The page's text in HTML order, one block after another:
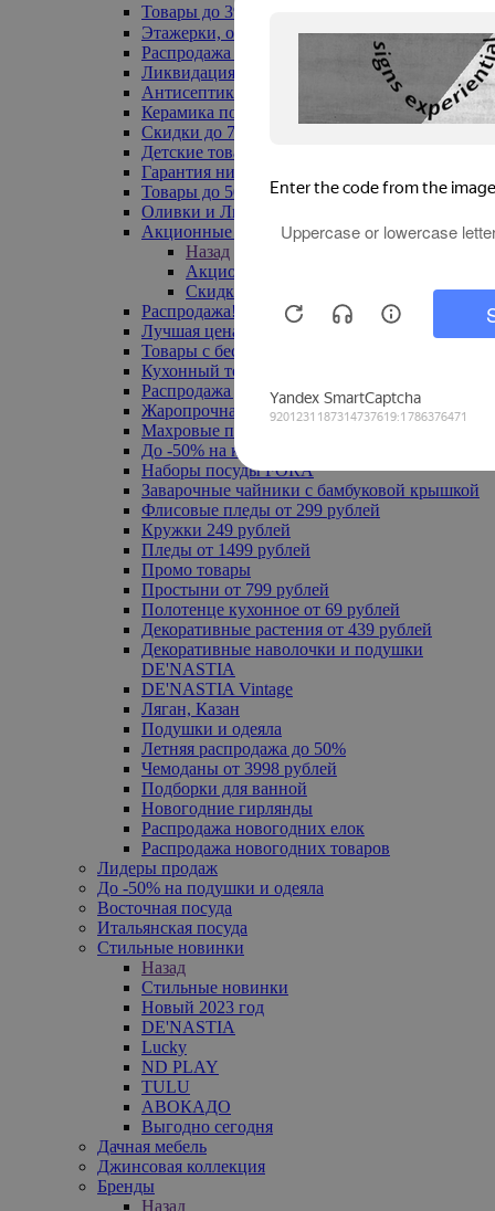
Товары до 399₽
Этажерки, обувницы
Распродажа текстиля до -50%
Ликвидация до -70%
Антисептики
Керамика по 129 руб
Скидки до 70%
Детские товары
Гарантия низкой цены
Товары до 500 руб
Оливки и Лимоны
Акционные товары
Назад
Акционные товары
Скидка 20% по промокоду
Распродажа! Ульяновск до -70%
Лучшая цена
Товары с бесплатной доставкой
Кухонный текстиль
Распродажа до -50%
Жаропрочная посуда
Махровые полотенца
До -50% на ковры
Наборы посуды FORA
Заварочные чайники с бамбуковой крышкой
Флисовые пледы от 299 рублей
Кружки 249 рублей
Пледы от 1499 рублей
Промо товары
Простыни от 799 рублей
Полотенце кухонное от 69 рублей
Декоративные растения от 439 рублей
Декоративные наволочки и подушки
DE'NASTIA
DE'NASTIA Vintage
Ляган, Казан
Подушки и одеяла
Летняя распродажа до 50%
Чемоданы от 3998 рублей
Подборки для ванной
Новогодние гирлянды
Распродажа новогодних елок
Распродажа новогодних товаров
Лидеры продаж
До -50% на подушки и одеяла
Восточная посуда
Итальянская посуда
Стильные новинки
Назад
Стильные новинки
Новый 2023 год
DE'NASTIA
Lucky
ND PLAY
TULU
АВОКАДО
Выгодно сегодня
Дачная мебель
Джинсовая коллекция
Бренды
Назад